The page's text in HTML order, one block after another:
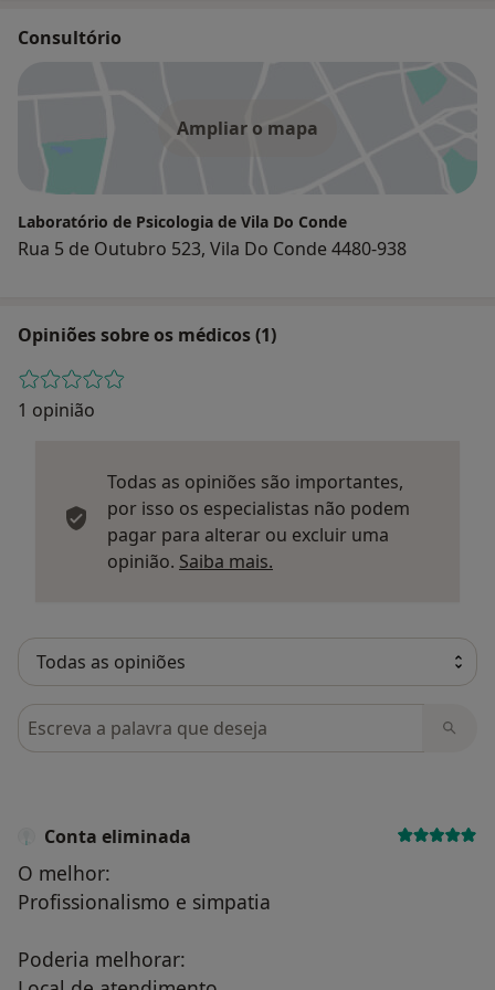
Consultório
Ampliar o mapa
Laboratório de Psicologia de Vila Do Conde
Rua 5 de Outubro 523, Vila Do Conde 4480-938
Opiniões sobre os médicos (1)
1 opinião
Todas as opiniões são importantes,
por isso os especialistas não podem
pagar para alterar ou excluir uma
opinião. Saiba mais.
Pesquisar em opiniões
Conta eliminada
O melhor:
Profissionalismo e simpatia
Poderia melhorar: